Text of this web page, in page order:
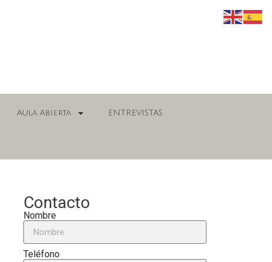
Aula Abierta ENTREVISTAS
Contacto
Nombre
Teléfono